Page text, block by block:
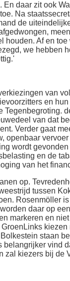
En daar zit ook
Na
de
houden. Af en toe
we hebben
van
en
Tegenbegroting.
van dat
Verder gaat
open­baar
wordt
en de
van het
op.
tussen
Rosenmöller
daar op
markeren en
staan
belangrijker vind
zal kiezers bij de